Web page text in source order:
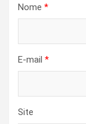
Nome *
E-mail *
Site